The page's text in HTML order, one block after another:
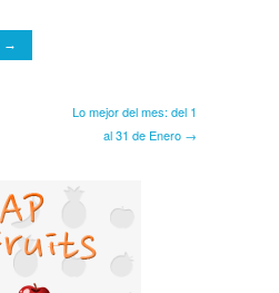
Lo mejor del mes: del 1
al 31 de Enero →